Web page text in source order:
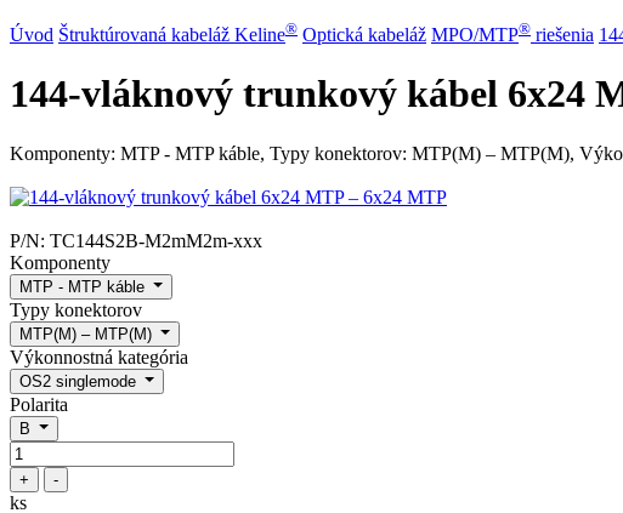
Úvod Štruktúrovaná kabeláž Keline® Optická kabeláž MPO/MTP® ​ riešenia
144-vláknový trunkový kábel 6x24
Komponenty: MTP - MTP káble, Typy konektorov: MTP(M) – MTP(M),
P/N: TC144S2B-M2mM2m-xxx
Komponenty
MTP - MTP káble
Typy konektorov
MTP(M) – MTP(M)
Výkonnostná kategória
OS2 singlemode
Polarita
B
+ -
ks